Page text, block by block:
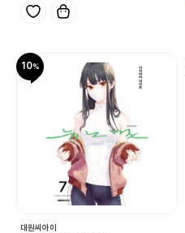
10
대원씨아이